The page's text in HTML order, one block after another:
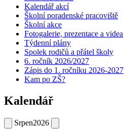
Kalendář akcí
Školní poradenské pracoviště
Školní akce
Fotogalerie, prezentace a videa
Týdenní plány
Spolek rodičů a přátel školy
6. ročník 2026/2027
Zápis do 1. ročníku 2026-2027
Kam po ZŠ?
Kalendář
Srpen2026